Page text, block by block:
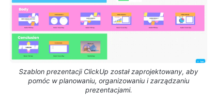
Szablon prezentacji ClickUp został zaprojektowany, aby
pomóc w planowaniu, organizowaniu i zarządzaniu
prezentacjami.